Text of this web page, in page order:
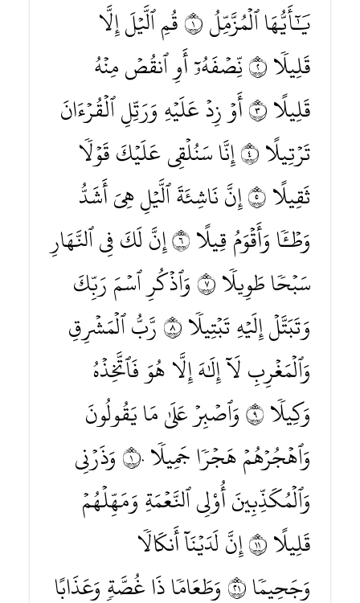
يَٰٓأَيُّهَا ٱلۡمُزَّمِّلُ ١ قُمِ ٱلَّيۡلَ إِلَّا
قَلِيلٗا ٢ نِّصۡفَهُۥٓ أَوِ ٱنقُصۡ مِنۡهُ
قَلِيلًا ٣ أَوۡ زِدۡ عَلَيۡهِ وَرَتِّلِ ٱلۡقُرۡءَانَ
تَرۡتِيلًا ٤ إِنَّا سَنُلۡقِي عَلَيۡكَ قَوۡلٗا
ثَقِيلًا ٥ إِنَّ نَاشِئَةَ ٱلَّيۡلِ هِيَ أَشَدُّ
وَطۡـٔٗا وَأَقۡوَمُ قِيلًا ٦ إِنَّ لَكَ فِي ٱلنَّهَارِ
سَبۡحٗا طَوِيلٗا ٧ وَٱذۡكُرِ ٱسۡمَ رَبِّكَ
وَتَبَتَّلۡ إِلَيۡهِ تَبۡتِيلٗا ٨ رَّبُّ ٱلۡمَشۡرِقِ
وَٱلۡمَغۡرِبِ لَآ إِلَٰهَ إِلَّا هُوَ فَٱتَّخِذۡهُ
وَكِيلٗا ٩ وَٱصۡبِرۡ عَلَىٰ مَا يَقُولُونَ
وَٱهۡجُرۡهُمۡ هَجۡرٗا جَمِيلٗا ١٠ وَذَرۡنِي
وَٱلۡمُكَذِّبِينَ أُوْلِي ٱلنَّعۡمَةِ وَمَهِّلۡهُمۡ
قَلِيلًا ١١ إِنَّ لَدَيۡنَآ أَنكَالٗا
وَجَحِيمٗا ١٢ وَطَعَامٗا ذَا غُصَّةٖ وَعَذَابًا